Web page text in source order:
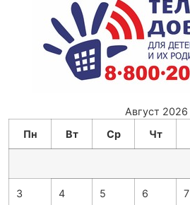
Август 2026
Пн
Вт Ср Чт
3 4 5 6 7